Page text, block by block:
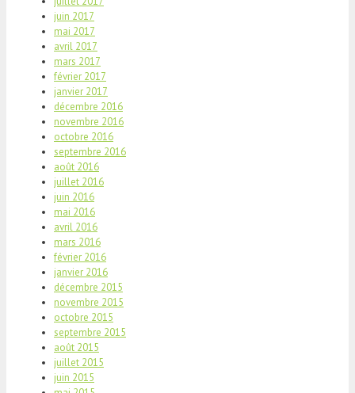
juin 2017
mai 2017
avril 2017
mars 2017
février 2017
janvier 2017
décembre 2016
novembre 2016
octobre 2016
septembre 2016
août 2016
juillet 2016
juin 2016
mai 2016
avril 2016
mars 2016
février 2016
janvier 2016
décembre 2015
novembre 2015
octobre 2015
septembre 2015
août 2015
juillet 2015
juin 2015